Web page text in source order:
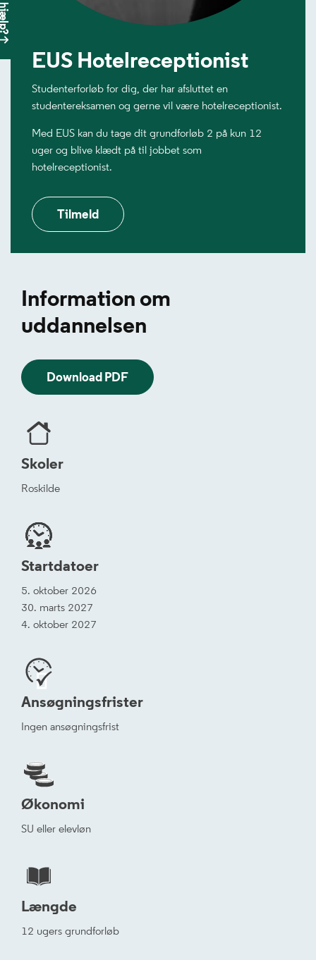
EUS Hotelreceptionist
Studenterforløb for dig, der har afsluttet en
studentereksamen og gerne vil være hotelreceptionist.
Med EUS kan du tage dit grundforløb 2 på kun 12
uger og blive klædt på til jobbet som
hotelreceptionist.
Tilmeld
Information om
uddannelsen
Download PDF
Skoler
Roskilde
Startdatoer
5. oktober 2026
30. marts 2027
4. oktober 2027


Ansøgningsfrister
Ingen ansøgningsfrist
Økonomi
SU eller elevløn
Længde
12 ugers grundforløb